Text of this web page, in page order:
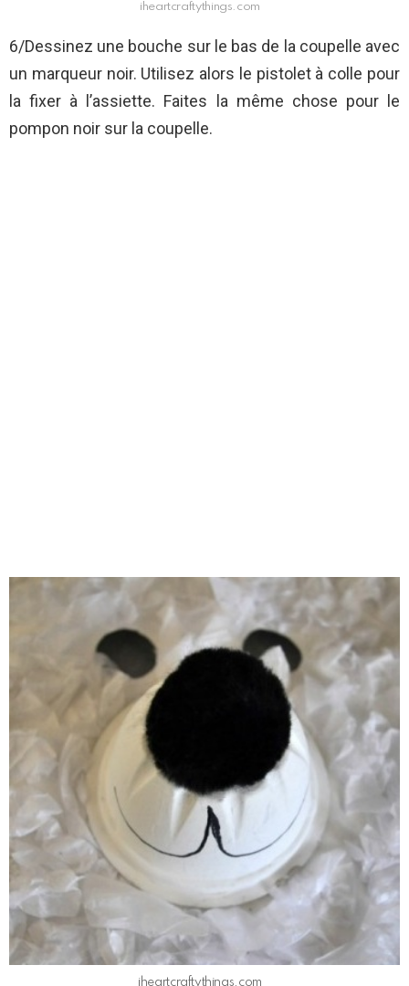
iheartcraftythings.com
6/Dessinez une bouche sur le bas de la coupelle avec
un marqueur noir. Utilisez alors le pistolet à colle pour
la fixer à l’assiette. Faites la même chose pour le
pompon noir sur la coupelle.
iheartcraftythings.com